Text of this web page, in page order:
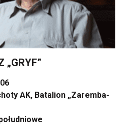
„GRYF”
AK, Batalion „Zaremba-